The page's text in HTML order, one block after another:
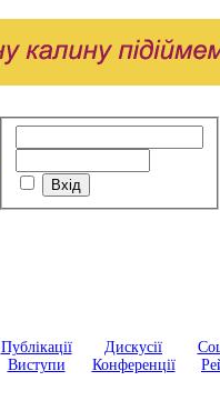
Публікації
Виступи
Дискусії
Конференції